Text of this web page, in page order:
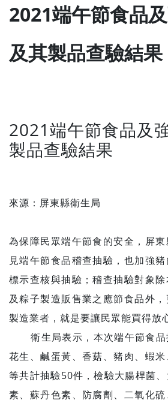
2021端午節食品
及其製品查驗結果
2021端午節食品及
製品查驗結果
來源：屏東縣衛生局
為保障民眾端午節食的安全，屏
見端午節食品稽查抽驗，也加強
標示查核與抽驗；稽查抽驗對象
及粽子製造販售業之應節食品外
製造業者，就是要讓民眾能買得放
衛生局表示，本次端午節食品
花生、鹹蛋黃、香菇、豬肉、蝦
等共計抽驗50件，檢驗大腸桿菌
素、蘇丹色素、防腐劑、二氧化